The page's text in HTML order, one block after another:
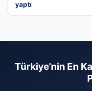
yaptı
Türkiye’nin En